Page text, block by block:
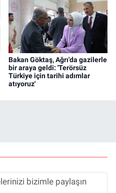
Bakan Göktaş, Ağrı'da gazilerle
bir araya geldi: 'Terörsüz
Türkiye için tarihi adımlar
atıyoruz'